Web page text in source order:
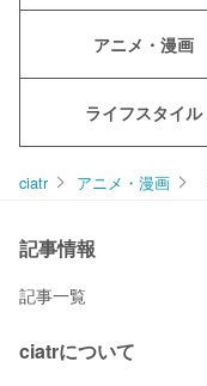
アニメ・漫画
ライフスタイル
ciatr アニメ・漫画
記事情報
記事一覧
ciatrについて